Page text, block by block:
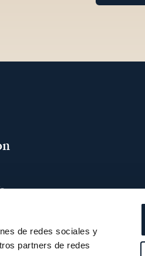
de redes sociales y
partners de redes